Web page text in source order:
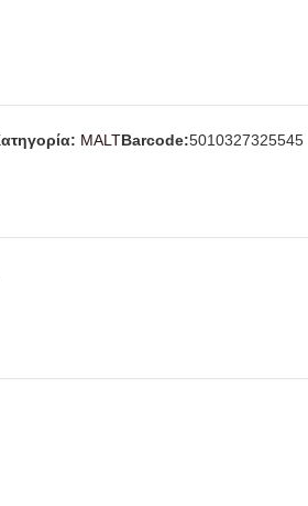
MALTBarcode:5010327325545